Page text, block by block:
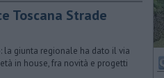
Toscana Strade
giunta regionale ha dato il via
in house, fra novità e progetti